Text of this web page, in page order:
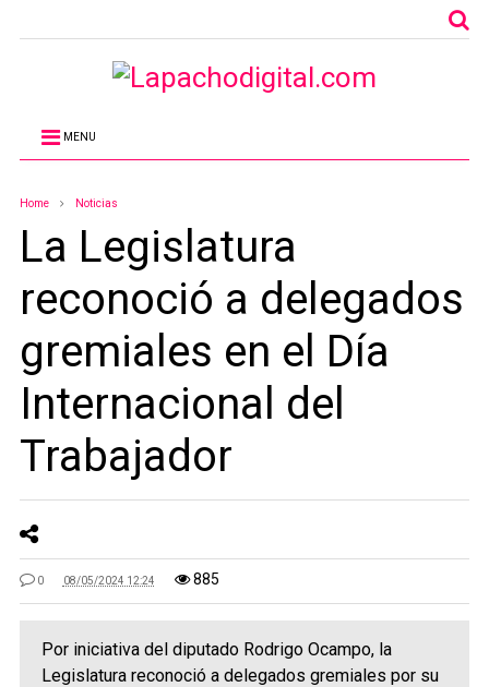
MENU
Home Noticias
La Legislatura
reconoció a delegados
gremiales en el Día
Internacional del
Trabajador
0 08/05/2024 12:24 885
Por iniciativa del diputado Rodrigo Ocampo, la
Legislatura reconoció a delegados gremiales por su